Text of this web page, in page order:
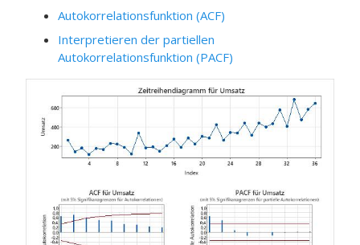
Autokorrelationsfunktion (ACF)
Interpretieren der partiellen
Autokorrelationsfunktion (PACF)